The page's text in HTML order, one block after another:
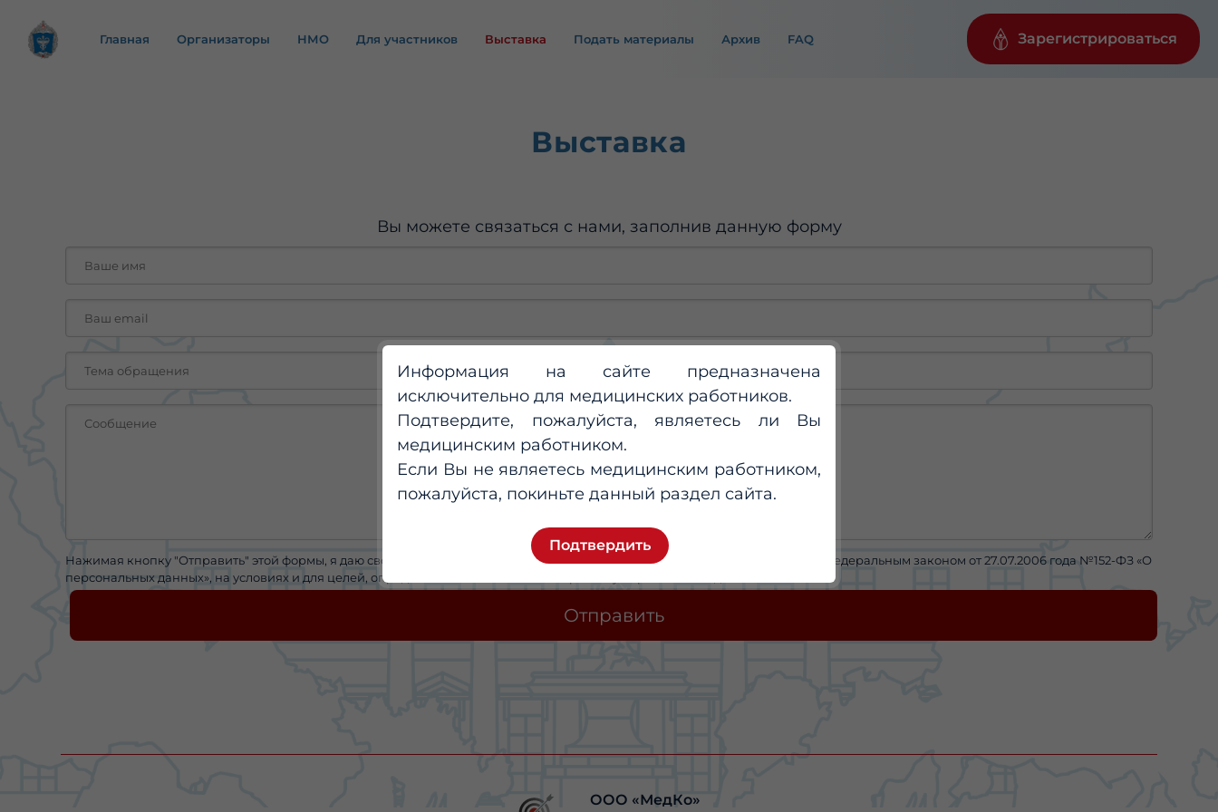
Главная Организаторы НМО Для участников Выставка Подать материалы Архив FAQ Зарегистрироваться
Выставка
Вы можете связаться с нами, заполнив данную форму
Нажимая кнопку "Отправить" этой формы, я даю свое согласие на обработку моих персональных данных, в соответствии с Федеральным законом от 27.07.2006 года №152-ФЗ «О
персональных данных», на условиях и для целей, определенных в Согласии на обработку персональных данных.
Отправить
ООО «МедКо»
Информация на сайте предназначена
исключительно для медицинских работников.
Подтвердите, пожалуйста, являетесь ли Вы
медицинским работником.
Если Вы не являетесь медицинским работником,
пожалуйста, покиньте данный раздел сайта.
Подтвердить